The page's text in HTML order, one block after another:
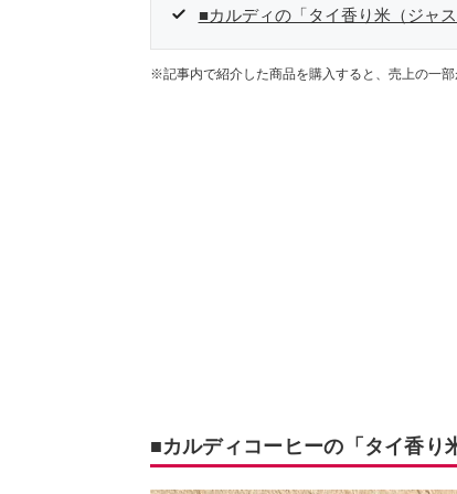
■カルディの「タイ香り米（ジャ
※記事内で紹介した商品を購入すると、売上の一部
■カルディコーヒーの「タイ香り